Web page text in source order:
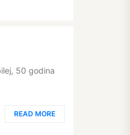
50 godina
READ MORE